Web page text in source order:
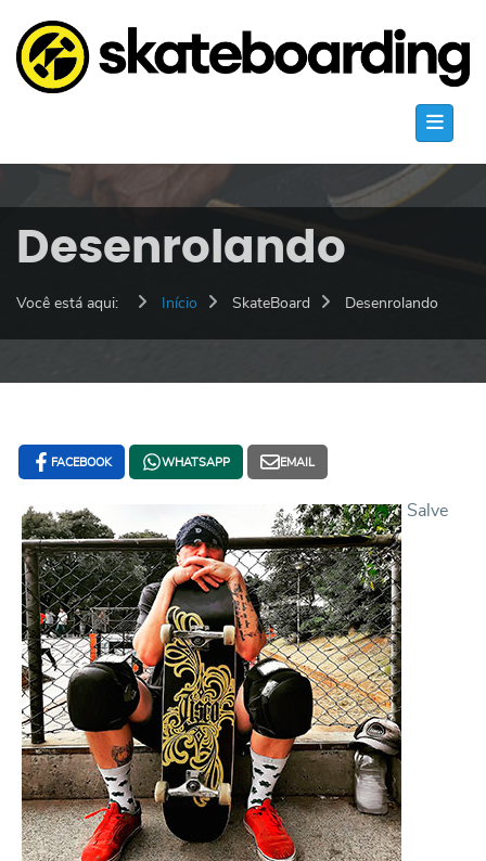
Desenrolando
Você está aqui: Início SkateBoard Desenrolando
FACEBOOK WHATSAPP EMAIL
Salve